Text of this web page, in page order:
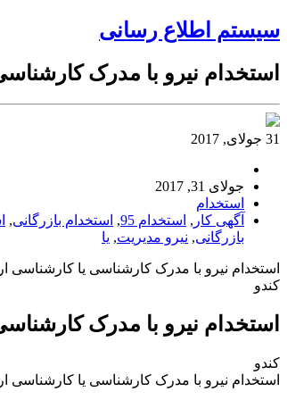
سیستم اطلاع رسانی
استخدام نیرو با مدرک
31 جولای, 2017
جولای 31, 2017
استخدام
آگهی کار , استخدام 95 , استخدام بازرگانی,
بازرگانی, نیرو مدیریت, یا
استخدام نیرو با مدرک کارشناسی یا کارشناسی
کندو
استخدام نیرو با مدرک
کندو
استخدام نیرو با مدرک کارشناسی یا کارشناسی